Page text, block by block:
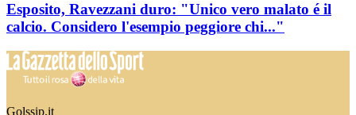
Esposito, Ravezzani duro: "Unico vero malato é il
calcio. Considero l'esempio peggiore chi..."
Golssip.it